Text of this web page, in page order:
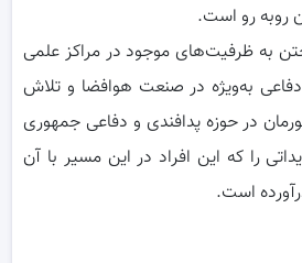
روبه رو است.
به ظرفیت‌های موجود در مراکز علمی
به‌ویژه در صنعت هوافضا و تلاش
در حوزه پدافندی و دفاعی جمهوری
را که این افراد در این مسیر با آن
است.